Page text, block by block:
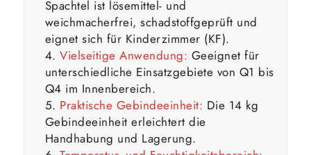
Spachtel ist lösemittel- und
weichmacherfrei, schadstoffgeprüft und
eignet sich für Kinderzimmer (KF).
Vielseitige Anwendung: Geeignet für
unterschiedliche Einsatzgebiete von Q1 bis
Q4 im Innenbereich.
Praktische Gebindeeinheit: Die 14 kg
Gebindeeinheit erleichtert die
Handhabung und Lagerung.